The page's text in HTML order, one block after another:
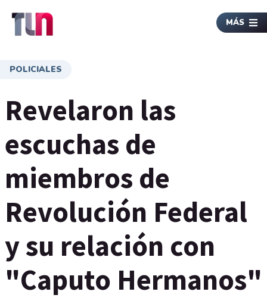
MÁS
POLICIALES
Revelaron las
escuchas de
miembros de
Revolución Federal
y su relación con
"Caputo Hermanos"